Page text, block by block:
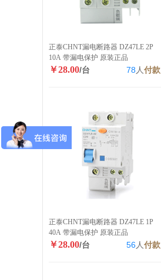
正泰CHNT漏电断路器 DZ47LE 2P
10A 带漏电保护 原装正品
￥28.00/台 78 人付款
正泰CHNT漏电断路器 DZ47LE 1P
40A 带漏电保护 原装正品
￥28.00/台 56人付款